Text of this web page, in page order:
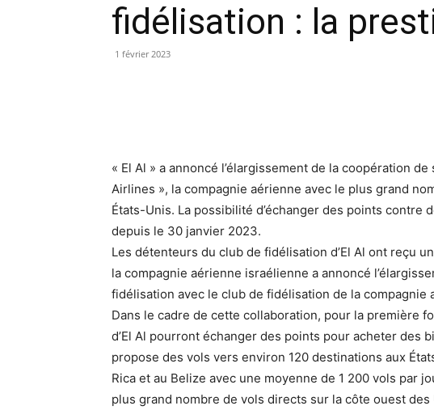
fidélisation : la
1 février 2023
« El Al » a annoncé l’élargissement de la coopération
Airlines », la compagnie aérienne avec le plus grand
États-Unis. La possibilité d’échanger des points
depuis le 30 janvier 2023.
Les détenteurs du club de fidélisation d’El Al ont reçu
la compagnie aérienne israélienne a annoncé
fidélisation avec le club de fidélisation de la compagnie
Dans le cadre de cette collaboration, pour la première
d’El Al pourront échanger des points pour acheter des
propose des vols vers environ 120 destinations aux
Rica et au Belize avec une moyenne de 1 200 vols par
plus grand nombre de vols directs sur la côte ouest des